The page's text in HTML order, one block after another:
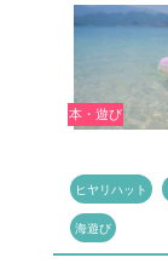
本・遊び
ヒヤリハット
海遊び